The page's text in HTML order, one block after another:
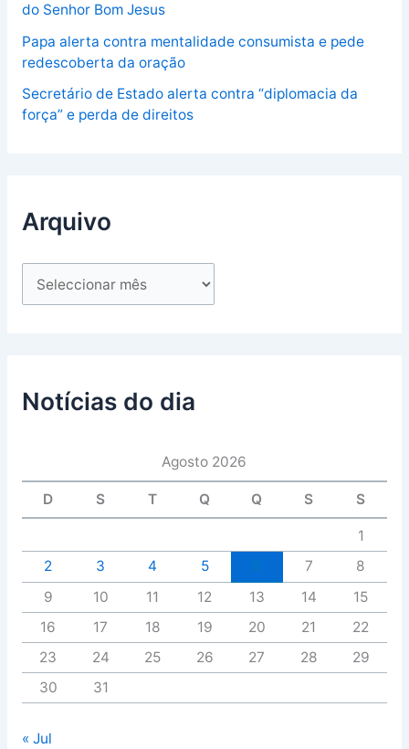
do Senhor Bom Jesus
Papa alerta contra mentalidade consumista e pede
redescoberta da oração
Secretário de Estado alerta contra “diplomacia da
força” e perda de direitos
Arquivo
Notícias do dia
Agosto 2026
D S T Q Q S S
1
2
3 4 5 7
8
9
10 11 12 13 14
15
16
17 18 19 20 21
22
23
24 25 26 27 28
29
30
31
« Jul